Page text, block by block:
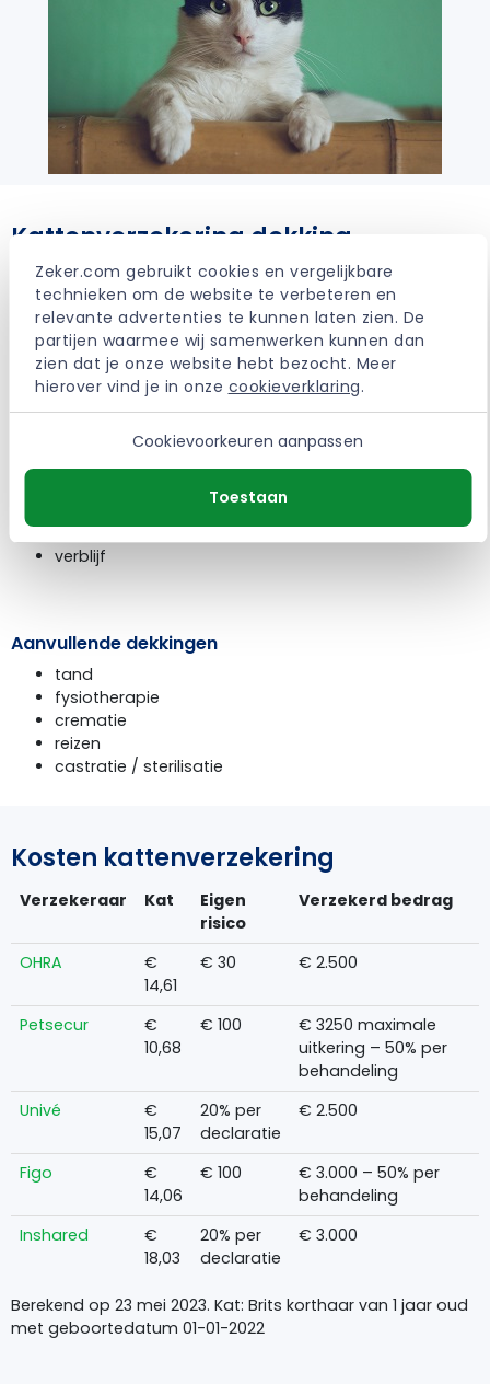
Zeker.com gebruikt cookies en vergelijkbare
technieken om de website te verbeteren en
relevante advertenties te kunnen laten zien. De
partijen waarmee wij samenwerken kunnen dan
zien dat je onze website hebt bezocht. Meer
hierover vind je in onze cookieverklaring.
Cookievoorkeuren aanpassen
Toestaan
Kattenverzekering dekking
Tijdens het vergelijken kun je kiezen welke dekking je wenst.
Waar voor de ene kat een basisdekking genoeg is, is voor
de andere kan een extra dekking handig.
Dekking basispakket
consult arts
medicijnen en hulpmiddelen
operatie en narcose
medisch onderzoek
verblijf
Aanvullende dekkingen
tand
fysiotherapie
crematie
reizen
castratie / sterilisatie
Kosten kattenverzekering
Verzekeraar Kat
Eigen
risico
Verzekerd bedrag
OHRA
€
14,61
€ 30 € 2.500
Petsecur
€
10,68
€ 100
€ 3250 maximale
uitkering – 50% per
behandeling
Univé
€
15,07
20% per
declaratie
€ 2.500
Figo
€
14,06
€ 100
€ 3.000 – 50% per
behandeling
Inshared
€
18,03
20% per
declaratie
€ 3.000
Berekend op 23 mei 2023. Kat: Brits korthaar van 1 jaar oud
met geboortedatum 01-01-2022